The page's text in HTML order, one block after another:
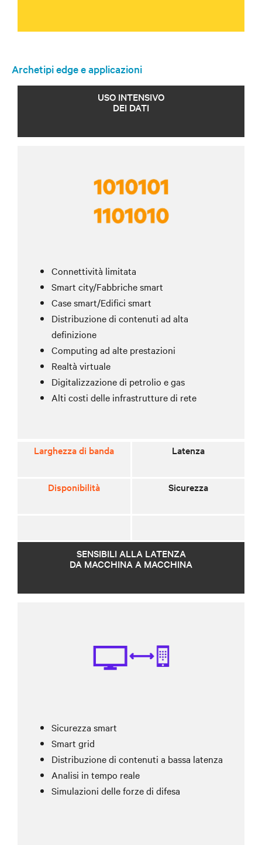
Archetipi edge e applicazioni
USO INTENSIVO
DEI DATI
Connettività limitata
Smart city/Fabbriche smart
Case smart/Edifici smart
Distribuzione di contenuti ad alta
definizione
Computing ad alte prestazioni
Realtà virtuale
Digitalizzazione di petrolio e gas
Alti costi delle infrastrutture di rete
Larghezza di banda Latenza
Disponibilità Sicurezza
SENSIBILI ALLA LATENZA
DA MACCHINA A MACCHINA
Sicurezza smart
Smart grid
Distribuzione di contenuti a bassa latenza
Analisi in tempo reale
Simulazioni delle forze di difesa